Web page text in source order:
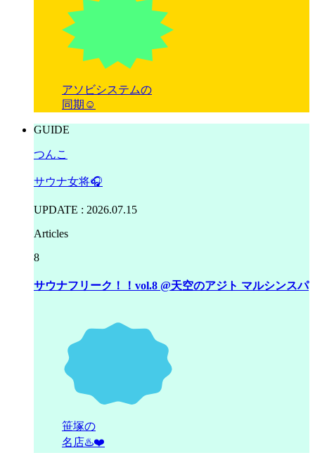
アソビシステムの
同期☺️
GUIDE
つんこ
サウナ女将🎧
UPDATE : 2026.07.15
Articles
8
サウナフリーク！！vol.8 @天空のアジト マルシンスパ
笹塚の
名店♨️❤️